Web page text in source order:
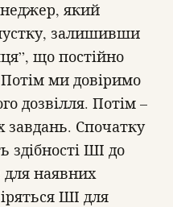
який
залишивши
що постійно
ми довіримо
дозвілля. Потім –
Спочатку
здібності ШІ до
для наявних
ШІ для